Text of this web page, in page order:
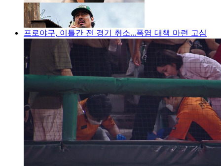
프로야구, 이틀간 전 경기 취소...폭염 대책 마련 고심